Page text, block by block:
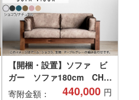
【開梱・設置】ソファ ビ
ガー ソファ180cm CH／
RN（MA-GY） AL105_P
寄附金額： 440,000 円